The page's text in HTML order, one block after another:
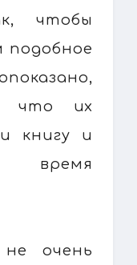
чтобы
что их
книгу и
очень